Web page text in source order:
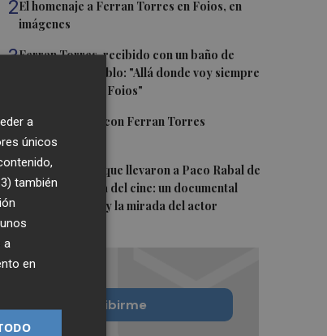
2El homenaje a Ferran Torres en Foios, en
imágenes
3Ferran Torres, recibido con un baño de
masas en su pueblo: "Allá donde voy siempre
digo que soy de Foios"
4Foios se vuelca con Ferran Torres
5Las '200 vidas' que llevaron a Paco Rabal de
Águilas a la cima del cine: un documental
recupera la voz y la mirada del actor
Quiero suscribirme
a
únicos
también
a
en